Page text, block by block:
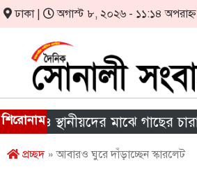
ঢাকা | অগাস্ট ৮, ২০২৬ - ১১:১৪ অপরাহ্ন
শিরোনাম
ও স্থানীয়দের মাঝে গাছের চারা বিতরণ
প্রচ্ছদ» আবারও ঘুরে দাঁড়াচ্ছেন স্কারলেট